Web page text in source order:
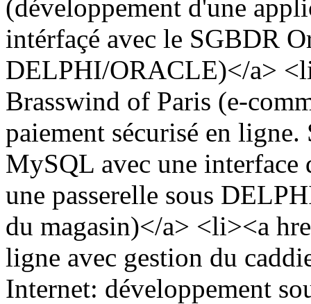
(développement d'une
intérfaçé avec le SGBDR
DELPHI/ORACLE)</a>
Brasswind of Paris (e-
paiement sécurisé en ligne.
MySQL avec une interface
une passerelle sous
du magasin)</a> <li><a
ligne avec gestion du
Internet: développement